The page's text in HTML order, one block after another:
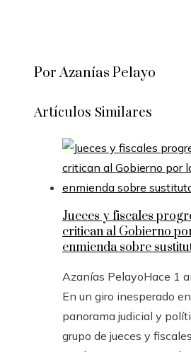
Por Azanías Pelayo
Artículos Similares
Jueces y fiscales
critican al Gobierno
enmienda sobre
Azanías PelayoHace 1
En un giro inesperado
panorama judicial y
grupo de jueces y